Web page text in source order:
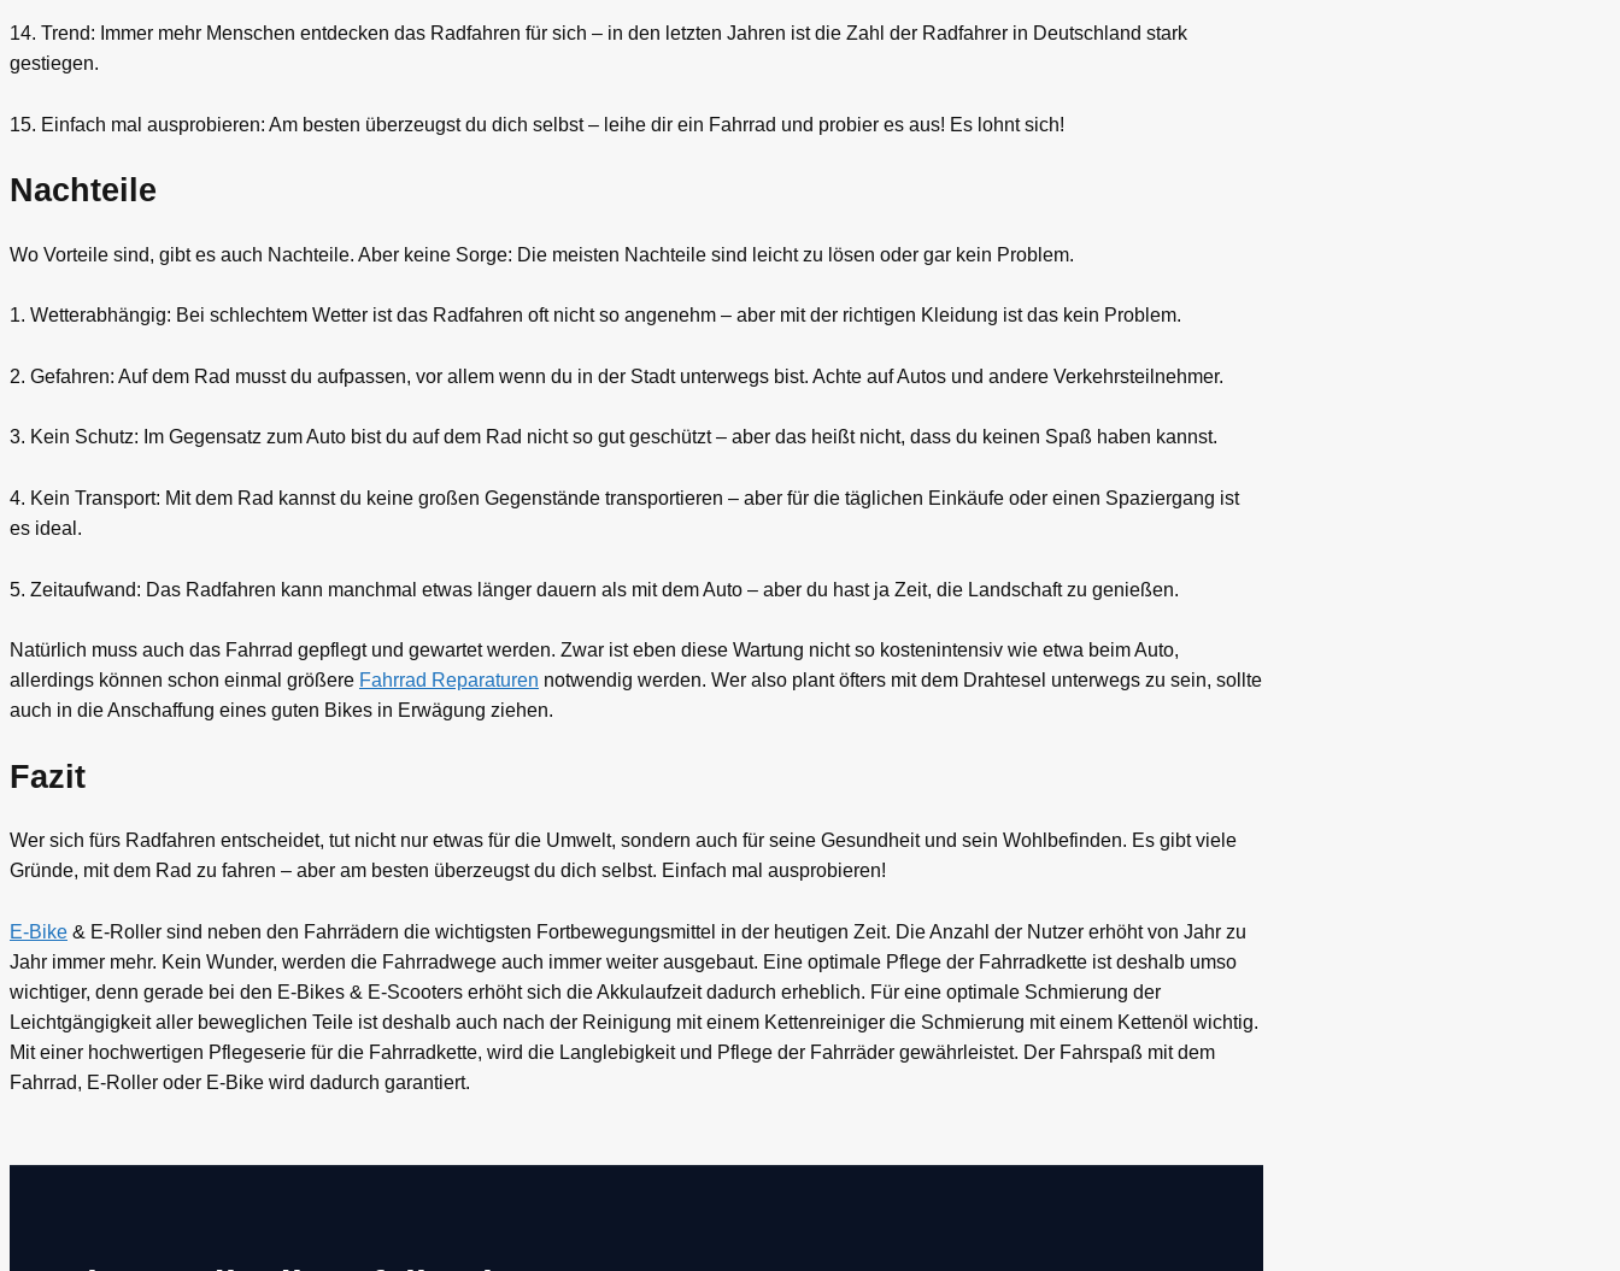
14. Trend: Immer mehr Menschen entdecken das Radfahren für sich – in den letzten Jahren ist die Zahl der Radfahrer in Deutschland stark
gestiegen.
15. Einfach mal ausprobieren: Am besten überzeugst du dich selbst – leihe dir ein Fahrrad und probier es aus! Es lohnt sich!
Nachteile
Wo Vorteile sind, gibt es auch Nachteile. Aber keine Sorge: Die meisten Nachteile sind leicht zu lösen oder gar kein Problem.
1. Wetterabhängig: Bei schlechtem Wetter ist das Radfahren oft nicht so angenehm – aber mit der richtigen Kleidung ist das kein Problem.
2. Gefahren: Auf dem Rad musst du aufpassen, vor allem wenn du in der Stadt unterwegs bist. Achte auf Autos und andere Verkehrsteilnehmer.
3. Kein Schutz: Im Gegensatz zum Auto bist du auf dem Rad nicht so gut geschützt – aber das heißt nicht, dass du keinen Spaß haben kannst.
4. Kein Transport: Mit dem Rad kannst du keine großen Gegenstände transportieren – aber für die täglichen Einkäufe oder einen Spaziergang ist
es ideal.
5. Zeitaufwand: Das Radfahren kann manchmal etwas länger dauern als mit dem Auto – aber du hast ja Zeit, die Landschaft zu genießen.
Natürlich muss auch das Fahrrad gepflegt und gewartet werden. Zwar ist eben diese Wartung nicht so kostenintensiv wie etwa beim Auto,
allerdings können schon einmal größere Fahrrad Reparaturen notwendig werden. Wer also plant öfters mit dem Drahtesel unterwegs zu sein, sollte
auch in die Anschaffung eines guten Bikes in Erwägung ziehen.
Fazit
Wer sich fürs Radfahren entscheidet, tut nicht nur etwas für die Umwelt, sondern auch für seine Gesundheit und sein Wohlbefinden. Es gibt viele
Gründe, mit dem Rad zu fahren – aber am besten überzeugst du dich selbst. Einfach mal ausprobieren!
E-Bike & E-Roller sind neben den Fahrrädern die wichtigsten Fortbewegungsmittel in der heutigen Zeit. Die Anzahl der Nutzer erhöht von Jahr zu
Jahr immer mehr. Kein Wunder, werden die Fahrradwege auch immer weiter ausgebaut. Eine optimale Pflege der Fahrradkette ist deshalb umso
wichtiger, denn gerade bei den E-Bikes & E-Scooters erhöht sich die Akkulaufzeit dadurch erheblich. Für eine optimale Schmierung der
Leichtgängigkeit aller beweglichen Teile ist deshalb auch nach der Reinigung mit einem Kettenreiniger die Schmierung mit einem Kettenöl wichtig.
Mit einer hochwertigen Pflegeserie für die Fahrradkette, wird die Langlebigkeit und Pflege der Fahrräder gewährleistet. Der Fahrspaß mit dem
Fahrrad, E-Roller oder E-Bike wird dadurch garantiert.